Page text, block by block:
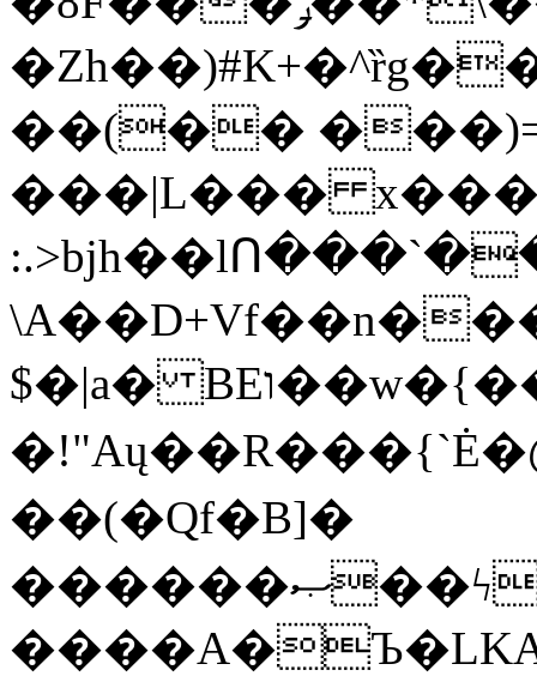
��(��
���|L���
$�|a� BEו��w�{���;���q�X��d%�������W� hU�(�1�Ū}9�S�F<��i�L3�;�
��(�Qf�B]�
������ޞ��ϟak��r��_39$�8�p���7�2�yIZ�R��x��/